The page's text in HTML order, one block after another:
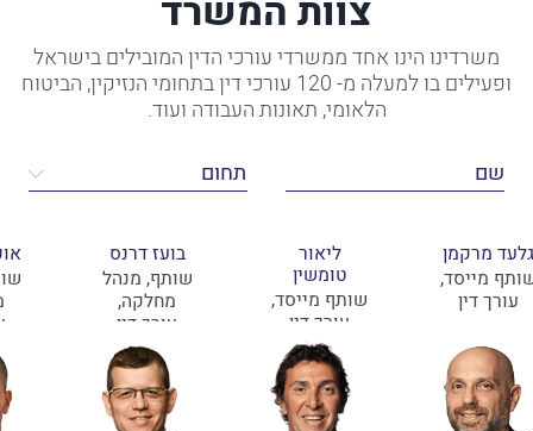
צוות המשרד
משרדינו הינו אחד ממשרדי עורכי הדין המובילים בישראל
ופעילים בו למעלה מ- 120 עורכי דין בתחומי הנזיקין, הביטוח
הלאומי, תאונות העבודה ועוד.
גלעד מרקמן
מייסד,
עורך דין
ליאור
טומשין
שותף מייסד,
עורך דין
בועז דרנס
שותף, מנהל
מחלקה,
עורך דין